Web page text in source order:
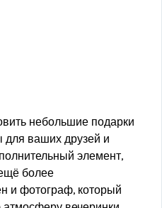
небольшие подарки
ваших друзей и
элемент,
более
и фотограф, который